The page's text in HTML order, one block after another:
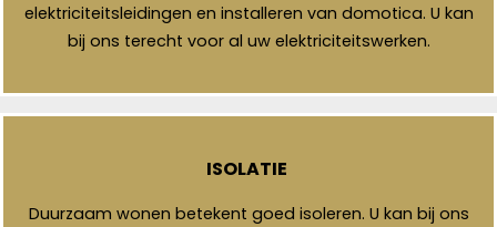
elektriciteitsleidingen en installeren van domotica. U kan
bij ons terecht voor al uw elektriciteitswerken.
ISOLATIE
Duurzaam wonen betekent goed isoleren. U kan bij ons